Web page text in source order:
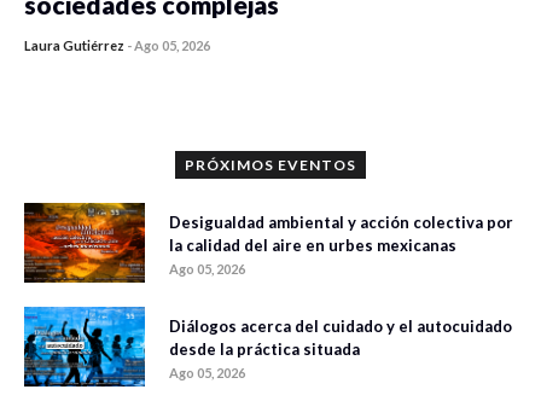
Laura Gutiérrez -Ago 05, 2026
PRÓXIMOS EVENTOS
Desigualdad ambiental y acción colectiva por
la calidad del aire en urbes mexicanas
Ago 05, 2026
Diálogos acerca del cuidado y el autocuidado
desde la práctica situada
Ago 05, 2026